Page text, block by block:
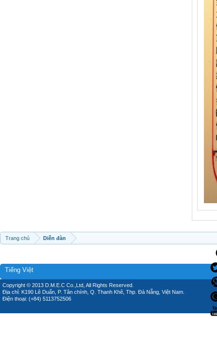
Trang chủ Diễn đàn
Tiếng Việt
Copyright © 2013 D.M.E.C Co.,Ltd, All Rights Reserved.
Địa chỉ: K190 Lê Duẩn, P. Tân chính, Q. Thanh Khê, Thp. Đà Nẵng, Việt Nam.
Điện thoại: (+84) 5113752506